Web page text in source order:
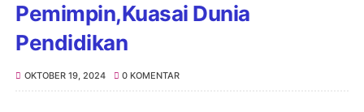
Pemimpin,Kuasai Dunia
Pendidikan
OKTOBER 19, 2024 0 KOMENTAR